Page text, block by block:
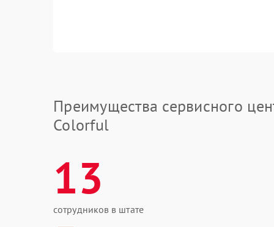
Преимущества сервисного
Colorful
13
сотрудников в штате